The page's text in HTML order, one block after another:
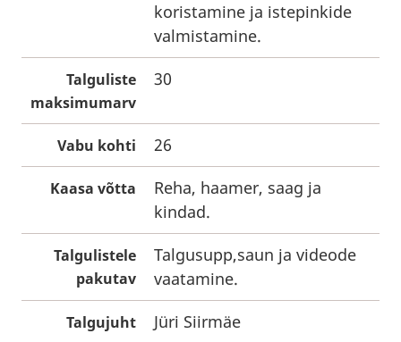
koristamine ja istepinkide
valmistamine.
Talguliste
maksimumarv
30
Vabu kohti 26
Kaasa võtta
Reha, haamer, saag ja
kindad.
Talgulistele
pakutav
Talgusupp,saun ja videode
vaatamine.
Talgujuht Jüri Siirmäe